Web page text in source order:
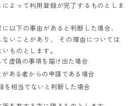
よって利用登録が完了するものとしま
以下の事由があると判断した場合、
いことがあり、
その理由については
ものとします。
虚偽の事項を届け出た場合
ある者からの申請である場合
を相当でないと判断した場合